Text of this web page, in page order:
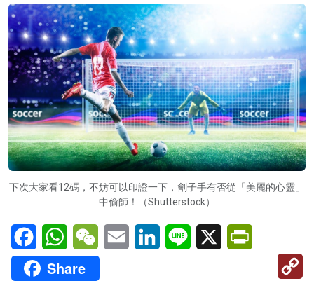
關於我們
下次大家看12碼，不妨可以印證一下，劊子手有否從「美麗的心靈」
中偷師！（Shutterstock）
FacebookWhatsAppWeChatEmail LinkedInLine X
Share